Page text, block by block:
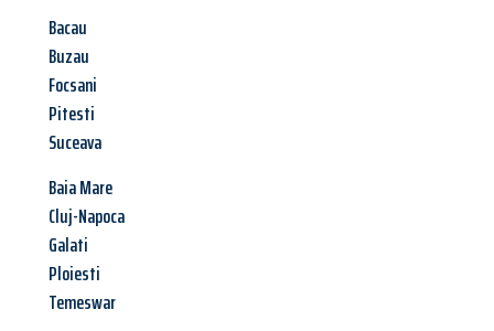
Bacau
Buzau
Focsani
Pitesti
Suceava
Baia Mare
Cluj-Napoca
Galati
Ploiesti
Temeswar